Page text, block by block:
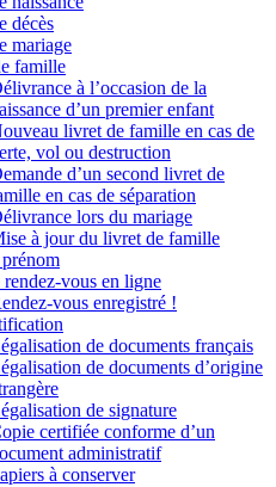
décès
mariage
famille
à l’occasion de la
d’un premier enfant
livret de famille en cas de
vol ou destruction
d’un second livret de
en cas de séparation
lors du mariage
à jour du livret de famille
rendez-vous en ligne
vous enregistré !
de documents français
de documents d’origine
de signature
certifiée conforme d’un
administratif
à conserver